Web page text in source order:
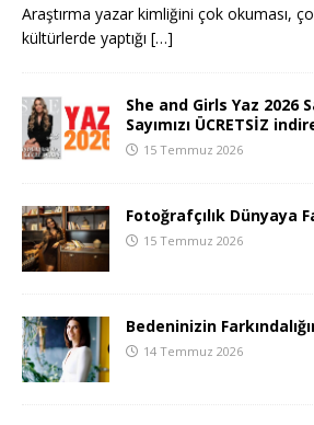
Araştırma yazar kimliğini çok okuması,
kültürlerde yaptığı […]
She and Girls Yaz 2026
Sayımızı ÜCRETSİZ
15 Temmuz 2026
Fotoğrafçılık Dünyaya
15 Temmuz 2026
Bedeninizin
14 Temmuz 2026